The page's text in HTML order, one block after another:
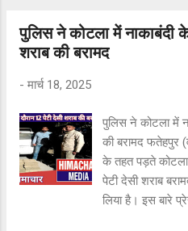
संग्रहित की गई
मोहम्मद और
लाइसेंस के रखा
विभाग ने फरवरी
हिमाचल प्रदेश के
नोटिस जारी कर
संबंधित जानकारी
के आधार पर यह
पुलिस ने कोटला में नाकाबंदी
शराब की बरामद
- मार्च 18, 2025
पुलिस ने कोटला में
की बरामद फतेहपुर
के तहत पड़ते कोटला
पेटी देसी शराब
लिया है। इस बारे